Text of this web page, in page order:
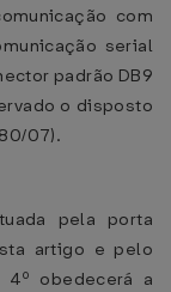
com
serial
padrão DB9
o disposto
07).
pela porta
artigo e pelo
obedecerá a